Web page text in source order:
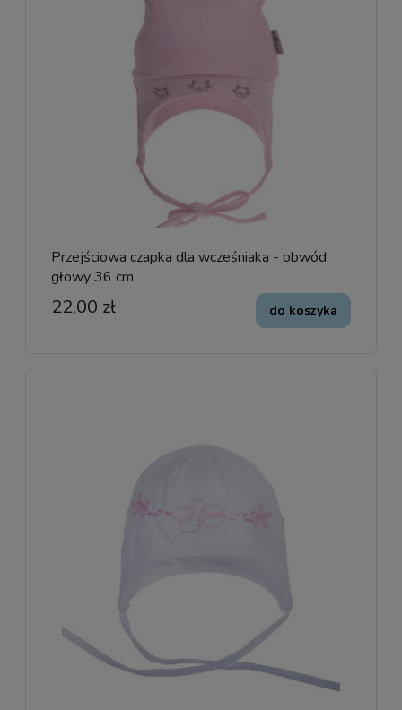
Przejściowa czapka dla wcześniaka - obwód
głowy 36 cm
22,00 zł do koszyka